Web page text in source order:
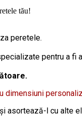
tău!
peretele.
pentru a fi
dimensiuni
asortează-l cu alte